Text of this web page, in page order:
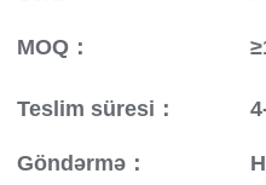
MOQ：
Teslim süresi：
Göndərmə：